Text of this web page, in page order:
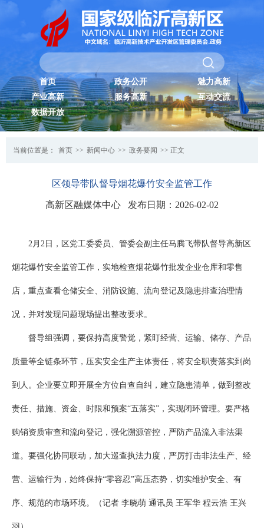
首页 政务公开
魅力高新
产业高新
服务高新
互动交流
数据开放
当前位置是： 首页 >> 新闻中心 >> 政务要闻 >> 正文
区领导带队督导烟花爆竹安全监管工作
高新区融媒体中心 发布日期：2026-02-02
2月2日，区党工委委员、管委会副主任马腾飞带队督导高新区
烟花爆竹安全监管工作，实地检查烟花爆竹批发企业仓库和零售
店，重点查看仓储安全、消防设施、流向登记及隐患排查治理情
况，并对发现问题现场提出整改要求。
督导组强调，要保持高度警觉，紧盯经营、运输、储存、产品
质量等全链条环节，压实安全生产主体责任，将安全职责落实到岗
到人。企业要立即开展全方位自查自纠，建立隐患清单，做到整改
责任、措施、资金、时限和预案“五落实”，实现闭环管理。要严格
购销资质审查和流向登记，强化溯源管控，严防产品流入非法渠
道。要强化协同联动，加大巡查执法力度，严厉打击非法生产、经
营、运输行为，始终保持“零容忍”高压态势，切实维护安全、有
序、规范的市场环境。（记者 李晓萌 通讯员 王军华 程云浩 王兴